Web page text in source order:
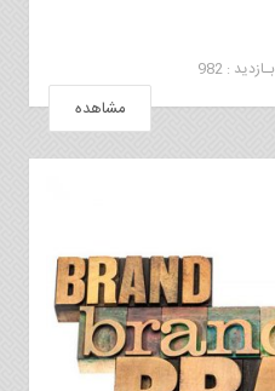
بـازدید : 982
مشاهده